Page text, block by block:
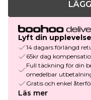
Lyft din upplevelse
14 dagars förlängd
65kr dag
Full täckning för din
omedelbar
Gratis och enkel
Läs mer